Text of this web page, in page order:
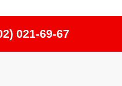
021-69-67